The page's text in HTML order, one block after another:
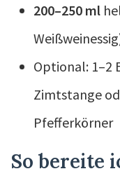
200–250 ml
Optional: 1–2
Zimtstange
Pfefferkörner
So bereite